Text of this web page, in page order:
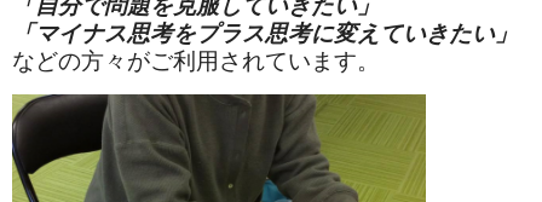
「マイナス思考をプラス思考に変えていきたい」
などの方々がご利用されています。